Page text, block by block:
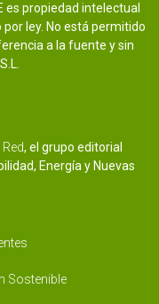
es propiedad intelectual
por ley. No está permitido
a la fuente y sin
, el grupo editorial
Energía y Nuevas
Sostenible